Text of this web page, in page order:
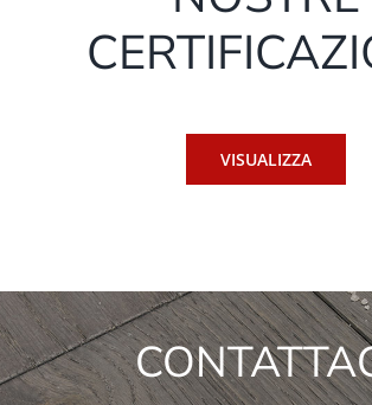
VISUALIZZA